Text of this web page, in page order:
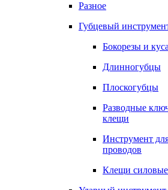
Разное
Губцевый
Бокорезы и
Длинногубцы
Плоскогубцы
Разводные
клещи
Инструмент
проводов
Клещи